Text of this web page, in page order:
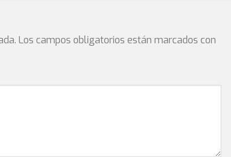
Los campos obligatorios están marcados con